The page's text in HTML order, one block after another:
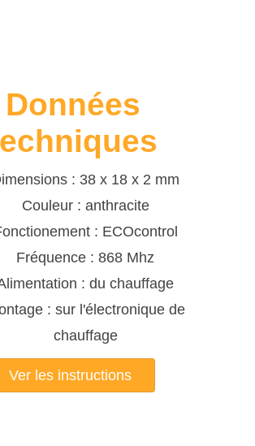
Données
: 38 x 18 x 2 mm
Couleur : anthracite
: ECOcontrol
Fréquence : 868 Mhz
: du chauffage
: sur l'électronique de
chauffage
Ver les instructions